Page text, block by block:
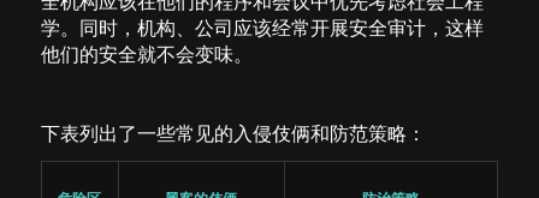
学。同时，机构、公司应该经常开展安全审计，这样
他们的安全就不会变味。
下表列出了一些常见的入侵伎俩和防范策略：